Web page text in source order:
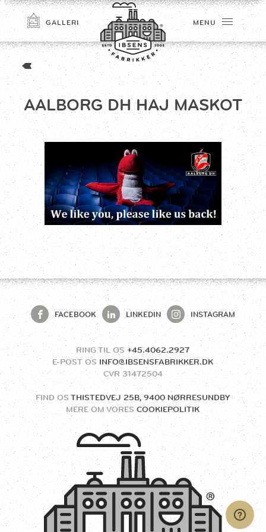
TILMELD
GALLERI MENU
AALBORG DH HAJ MASKOT
FACEBOOK LINKEDIN INSTAGRAM
RING TIL OS +45.4062.2927
E-POST OS INFO@IBSENSFABRIKKER.DK
MERE OM VORES COOKIEPOLITIK
FIND OS THISTEDVEJ 25B, 9400 NØRRESUNDBY
CVR31472504